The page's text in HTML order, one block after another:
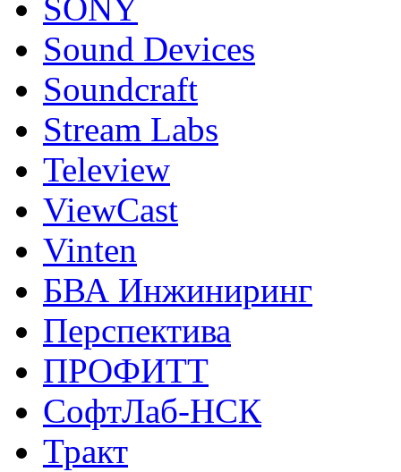
SONY
Sound Devices
Soundcraft
Stream Labs
Teleview
ViewCast
Vinten
БВА Инжиниринг
Перспектива
ПРОФИТТ
СофтЛаб-НСК
Тракт